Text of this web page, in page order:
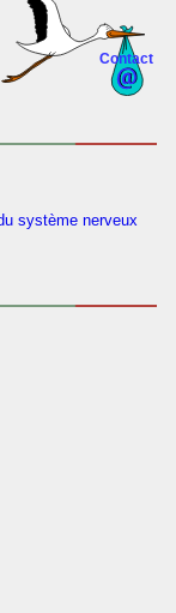
Contact
système nerveux